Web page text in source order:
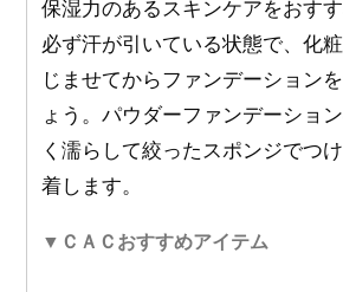
保湿力のあるスキンケアをおすす
必ず汗が引いている状態で、化
じませてからファンデーション
ょう。パウダーファンデーショ
く濡らして絞ったスポンジでつ
着します。
▼ＣＡＣおすすめアイテム